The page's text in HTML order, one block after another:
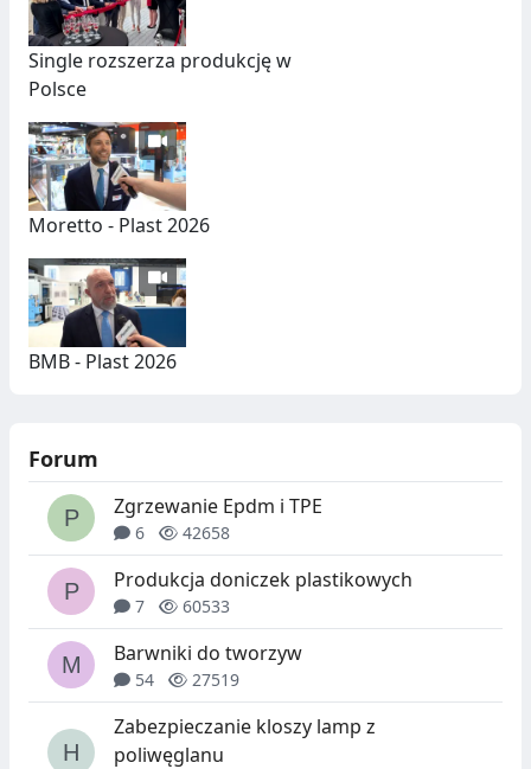
Single rozszerza produkcję w
Polsce
Moretto - Plast 2026
BMB - Plast 2026
Forum
Zgrzewanie Epdm i TPE
6 42658
Produkcja doniczek plastikowych
7 60533
Barwniki do tworzyw
54 27519
Zabezpieczanie kloszy lamp z
poliwęglanu